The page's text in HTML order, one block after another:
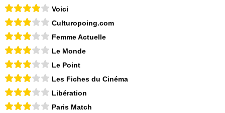
Voici
Culturopoing.com
Femme Actuelle
Le Monde
Le Point
Les Fiches du Cinéma
Libération
Paris Match